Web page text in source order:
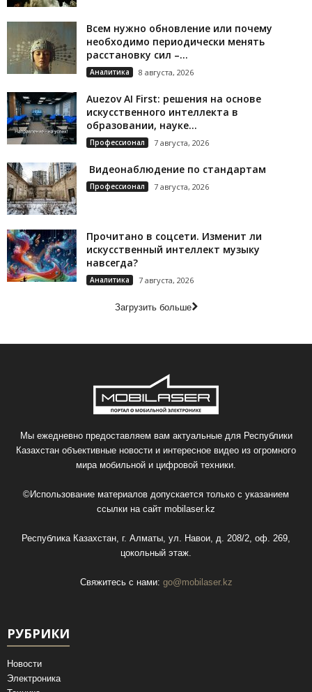
Всем нужно обновление или почему
необходимо периодически менять
расстановку сил –...
Аналитика 8 августа, 2026
Auezov AI First: решения на основе
искусственного интеллекта в
образовании, науке...
Профессионал 7 августа, 2026
Видеонаблюдение по стандартам
Профессионал 7 августа, 2026
Прочитано в соцсети. Изменит ли
искусственный интеллект музыку
навсегда?
Аналитика 7 августа, 2026
Загрузить больше
Мы ежедневно предоставляем вам актуальные для Республики
Казахстан объективные новости и интересное видео из огромного
мира мобильной и цифровой техники.
©Использование материалов допускается только с указанием
ссылки на сайт mobilaser.kz
Республика Казахстан, г. Алматы, ул. Навои, д. 208/2, оф. 269,
цокольный этаж.
Свяжитесь с нами: go@mobilaser.kz
РУБРИКИ
Новости
Электроника